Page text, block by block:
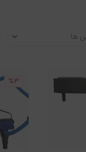
%3